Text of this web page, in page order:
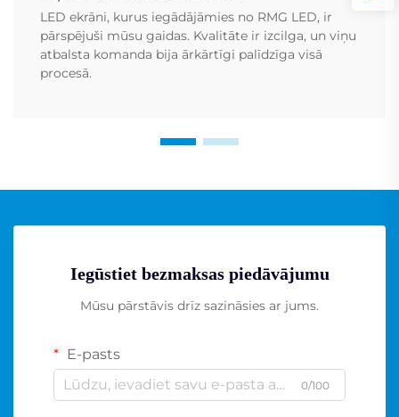
LED ekrāni, kurus iegādājāmies no RMG LED, ir
pārspējuši mūsu gaidas. Kvalitāte ir izcilga, un viņu
atbalsta komanda bija ārkārtīgi palīdzīga visā
procesā.
Iegūstiet bezmaksas piedāvājumu
Mūsu pārstāvis drīz sazināsies ar jums.
E-pasts
0/100